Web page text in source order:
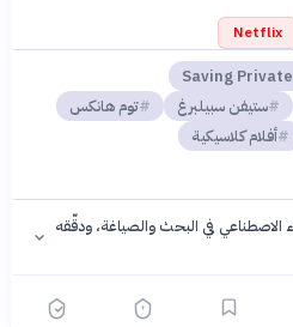
Netflix
Saving
ستيفن سبيلبرغ
توم هانكس
أفلام كلاسيكية
الاصطناعي في البحث والصياغة، ودقّقه